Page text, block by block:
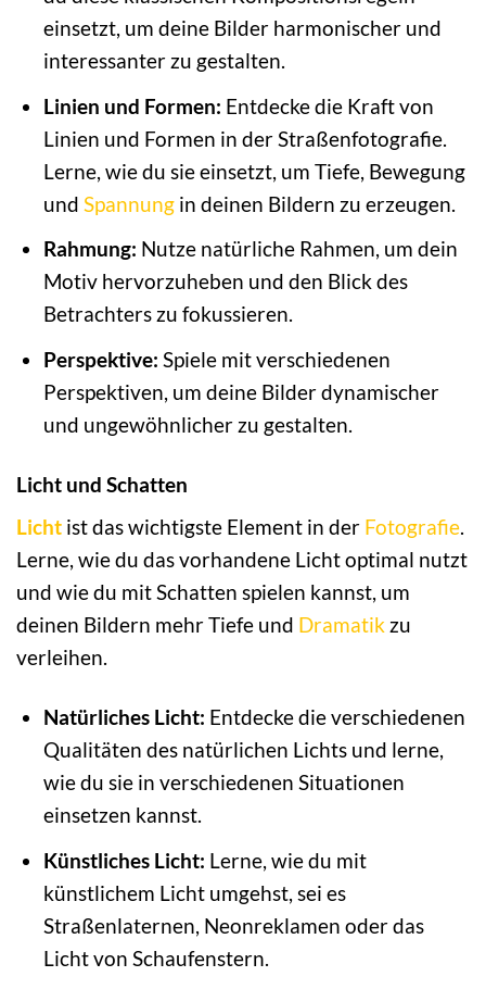
einsetzt, um deine Bilder harmonischer und
interessanter zu gestalten.
Linien und Formen: Entdecke die Kraft von
Linien und Formen in der Straßenfotografie.
Lerne, wie du sie einsetzt, um Tiefe, Bewegung
und Spannungin deinen Bildern zu erzeugen.
Rahmung: Nutze natürliche Rahmen, um dein
Motiv hervorzuheben und den Blick des
Betrachters zu fokussieren.
Perspektive: Spiele mit verschiedenen
Perspektiven, um deine Bilder dynamischer
und ungewöhnlicher zu gestalten.
Licht und Schatten
Licht ist das wichtigste Element in der Fotografie.
Lerne, wie du das vorhandene Licht optimal nutzt
und wie du mit Schatten spielen kannst, um
deinen Bildern mehr Tiefe und Dramatik zu
verleihen.
Natürliches Licht: Entdecke die verschiedenen
Qualitäten des natürlichen Lichts und lerne,
wie du sie in verschiedenen Situationen
einsetzen kannst.
Künstliches Licht: Lerne, wie du mit
künstlichem Licht umgehst, sei es
Straßenlaternen, Neonreklamen oder das
Licht von Schaufenstern.